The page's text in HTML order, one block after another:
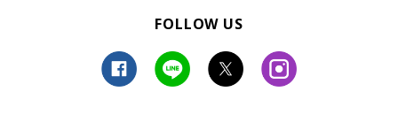
FOLLOW US